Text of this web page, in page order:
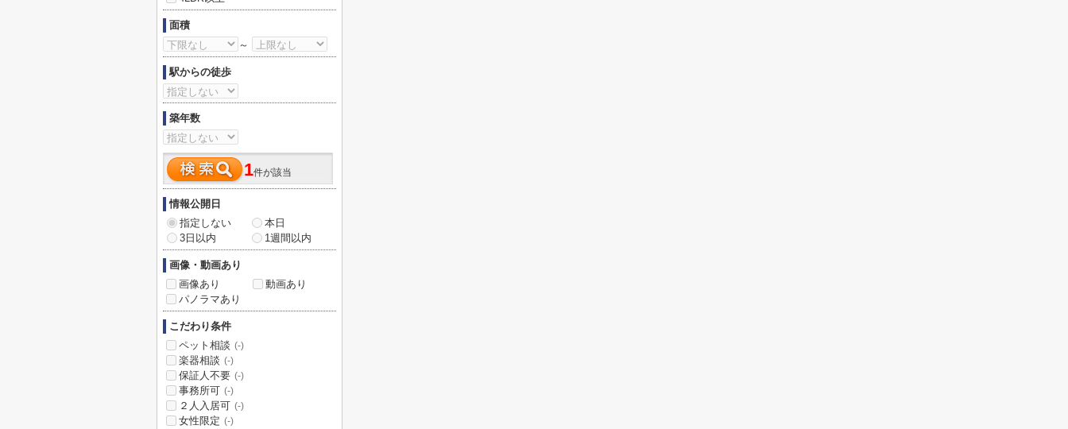
面積
～
駅からの徒歩
築年数
1件が該当
情報公開日
指定しない
本日
3日以内
1週間以内
画像・動画あり
画像あり
動画あり
パノラマあり
こだわり条件
ペット相談 (-)
楽器相談 (-)
保証人不要 (-)
事務所可 (-)
２人入居可 (-)
女性限定 (-)